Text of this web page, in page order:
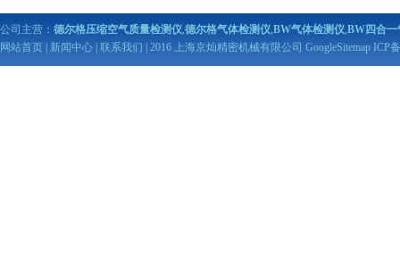
公司主营： 德尔格压缩空气质量检测仪,德尔格气体检测仪,BW气体检测仪,BW四合一
网站首页
新闻中心 联系我们 | 2016 上海京灿精密机械有限公司 GoogleSitemap ICP